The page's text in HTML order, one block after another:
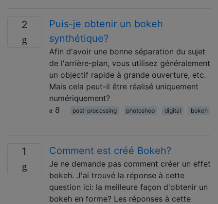
2
Puis-je obtenir un bokeh
synthétique?
Afin d'avoir une bonne séparation du sujet
de l'arrière-plan, vous utilisez généralement
un objectif rapide à grande ouverture, etc.
Mais cela peut-il être réalisé uniquement
numériquement?
8
post-processing photoshop digital bokeh
1 Comment est créé Bokeh?
Je ne demande pas comment créer un effet
bokeh. J'ai trouvé la réponse à cette
question ici: la meilleure façon d'obtenir un
bokeh en forme? Les réponses à cette